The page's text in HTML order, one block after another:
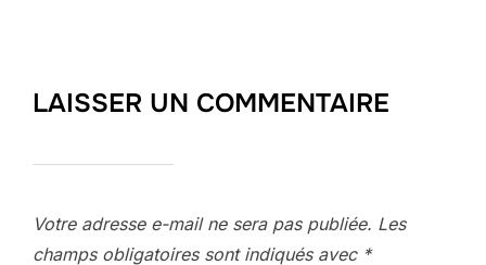
LAISSER UN COMMENTAIRE
Votre adresse e-mail ne sera pas publiée. Les
champs obligatoires sont indiqués avec *